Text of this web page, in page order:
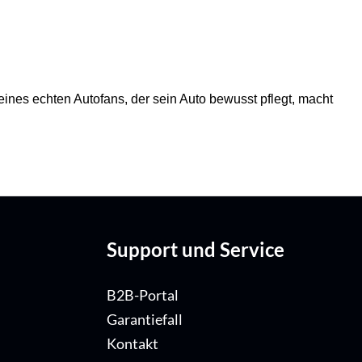
echten Autofans, der sein Auto bewusst pflegt, macht
Support und Service
B2B-Portal
Garantiefall
Kontakt